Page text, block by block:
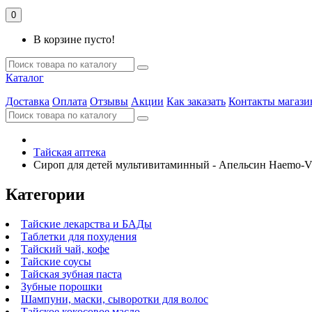
0
В корзине пусто!
Каталог
Доставка Оплата Отзывы Акции Как заказать Контакты
Тайская аптека
Сироп для детей мультивитаминный - Апельсин Haemo-
Категории
Тайские лекарства и БАДы
Таблетки для похудения
Тайский чай, кофе
Тайские соусы
Тайская зубная паста
Зубные порошки
Шампуни, маски, сыворотки для волос